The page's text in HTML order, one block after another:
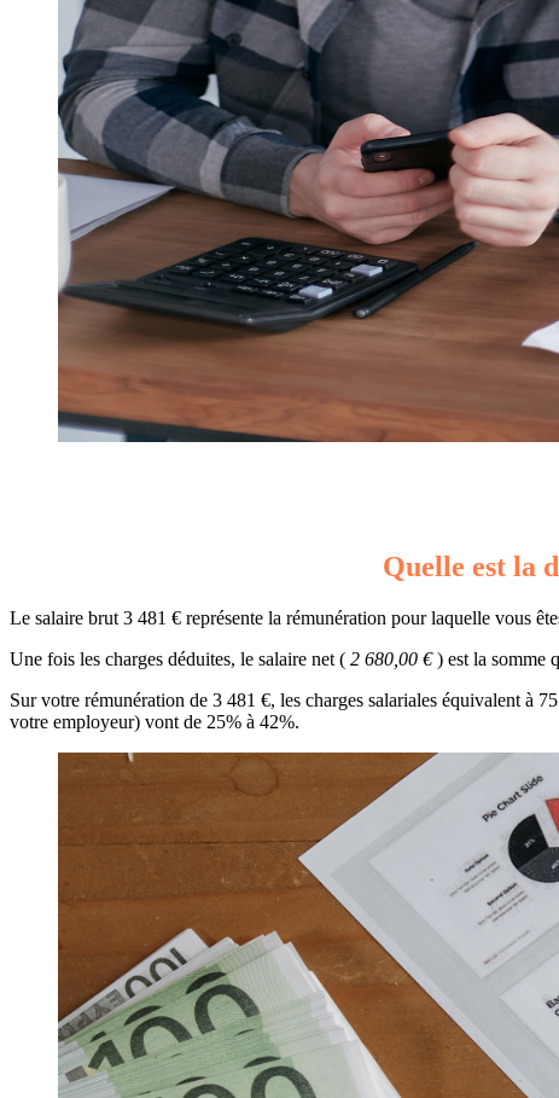
Quelle est la
Le salaire brut 3 481 € représente la rémunération pour laquelle vous
Une fois les charges déduites, le salaire net ( 2 680,00 €) est la somme
Sur votre rémunération de 3 481 €, les charges salariales équivalent à
votre employeur) vont de 25% à 42%.